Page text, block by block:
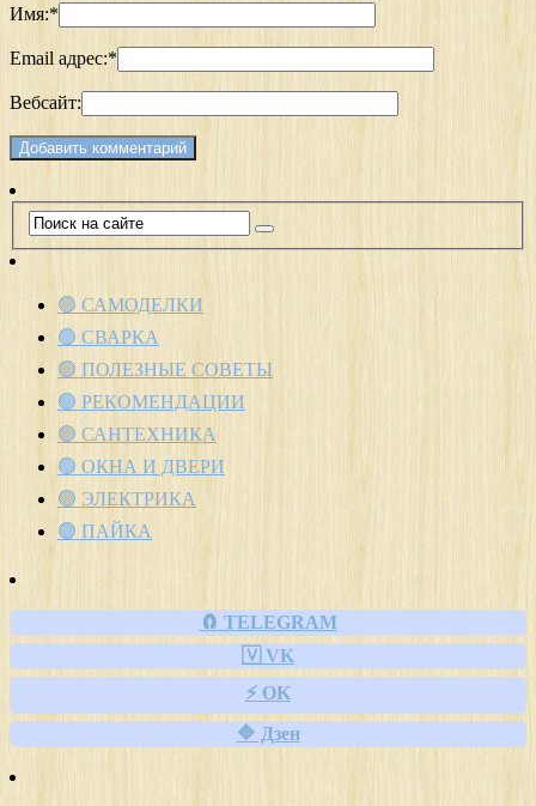
Имя:*
Email адрес:*
Вебсайт:
🟢 САМОДЕЛКИ
🟢 СВАРКА
🟢 ПОЛЕЗНЫЕ СОВЕТЫ
🟢 РЕКОМЕНДАЦИИ
🟢 САНТЕХНИКА
🟢 ОКНА И ДВЕРИ
🟢 ЭЛЕКТРИКА
🟢 ПАЙКА
🧲 TELEGRAM
🇻 VK
⚡ OK
🔷 Дзен